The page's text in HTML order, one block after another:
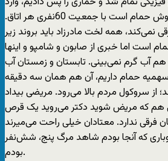
سالن اصلی شدیم. 15تا دوش حمام است با جمعیت 60نفری هر اتاق.
نمی‌کند، همه لخت مادرزاد باید بروند زیر
است اما خبری از صابون و شامپو و اینها
آب گرم نمی‌بینی. تابستان و زمستان آب
حمام داریم، آن هم همان سه دقیقه
سروکول مردم بالا می‌رود. مریضی بیداد
هم که مریض شوید دکتر می‌روید یک قرص
فرقی ندارد. معتادان خیلی راحت می‌میرند
که آنجا بودم شاهد مرگ پنج، شش‌نفر
بودم.